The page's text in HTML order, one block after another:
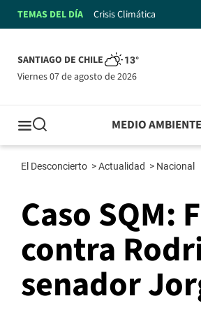
TEMAS DEL DÍA Crisis Climática
SANTIAGO DE CHILE 13°
viernes 07 de agosto de 2026
MEDIO AMBIENTE
El Desconcierto >Actualidad > Nacional
Caso SQM:
contra
senador